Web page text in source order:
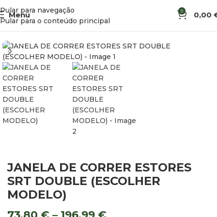
Pular para navegação
Pular para o conteúdo principal
Menu 0 0,00
Início Acessórios de Veículo Janelas
JANELA DE CORRER ESTORES
SRT DOUBLE (ESCOLHER
MODELO)